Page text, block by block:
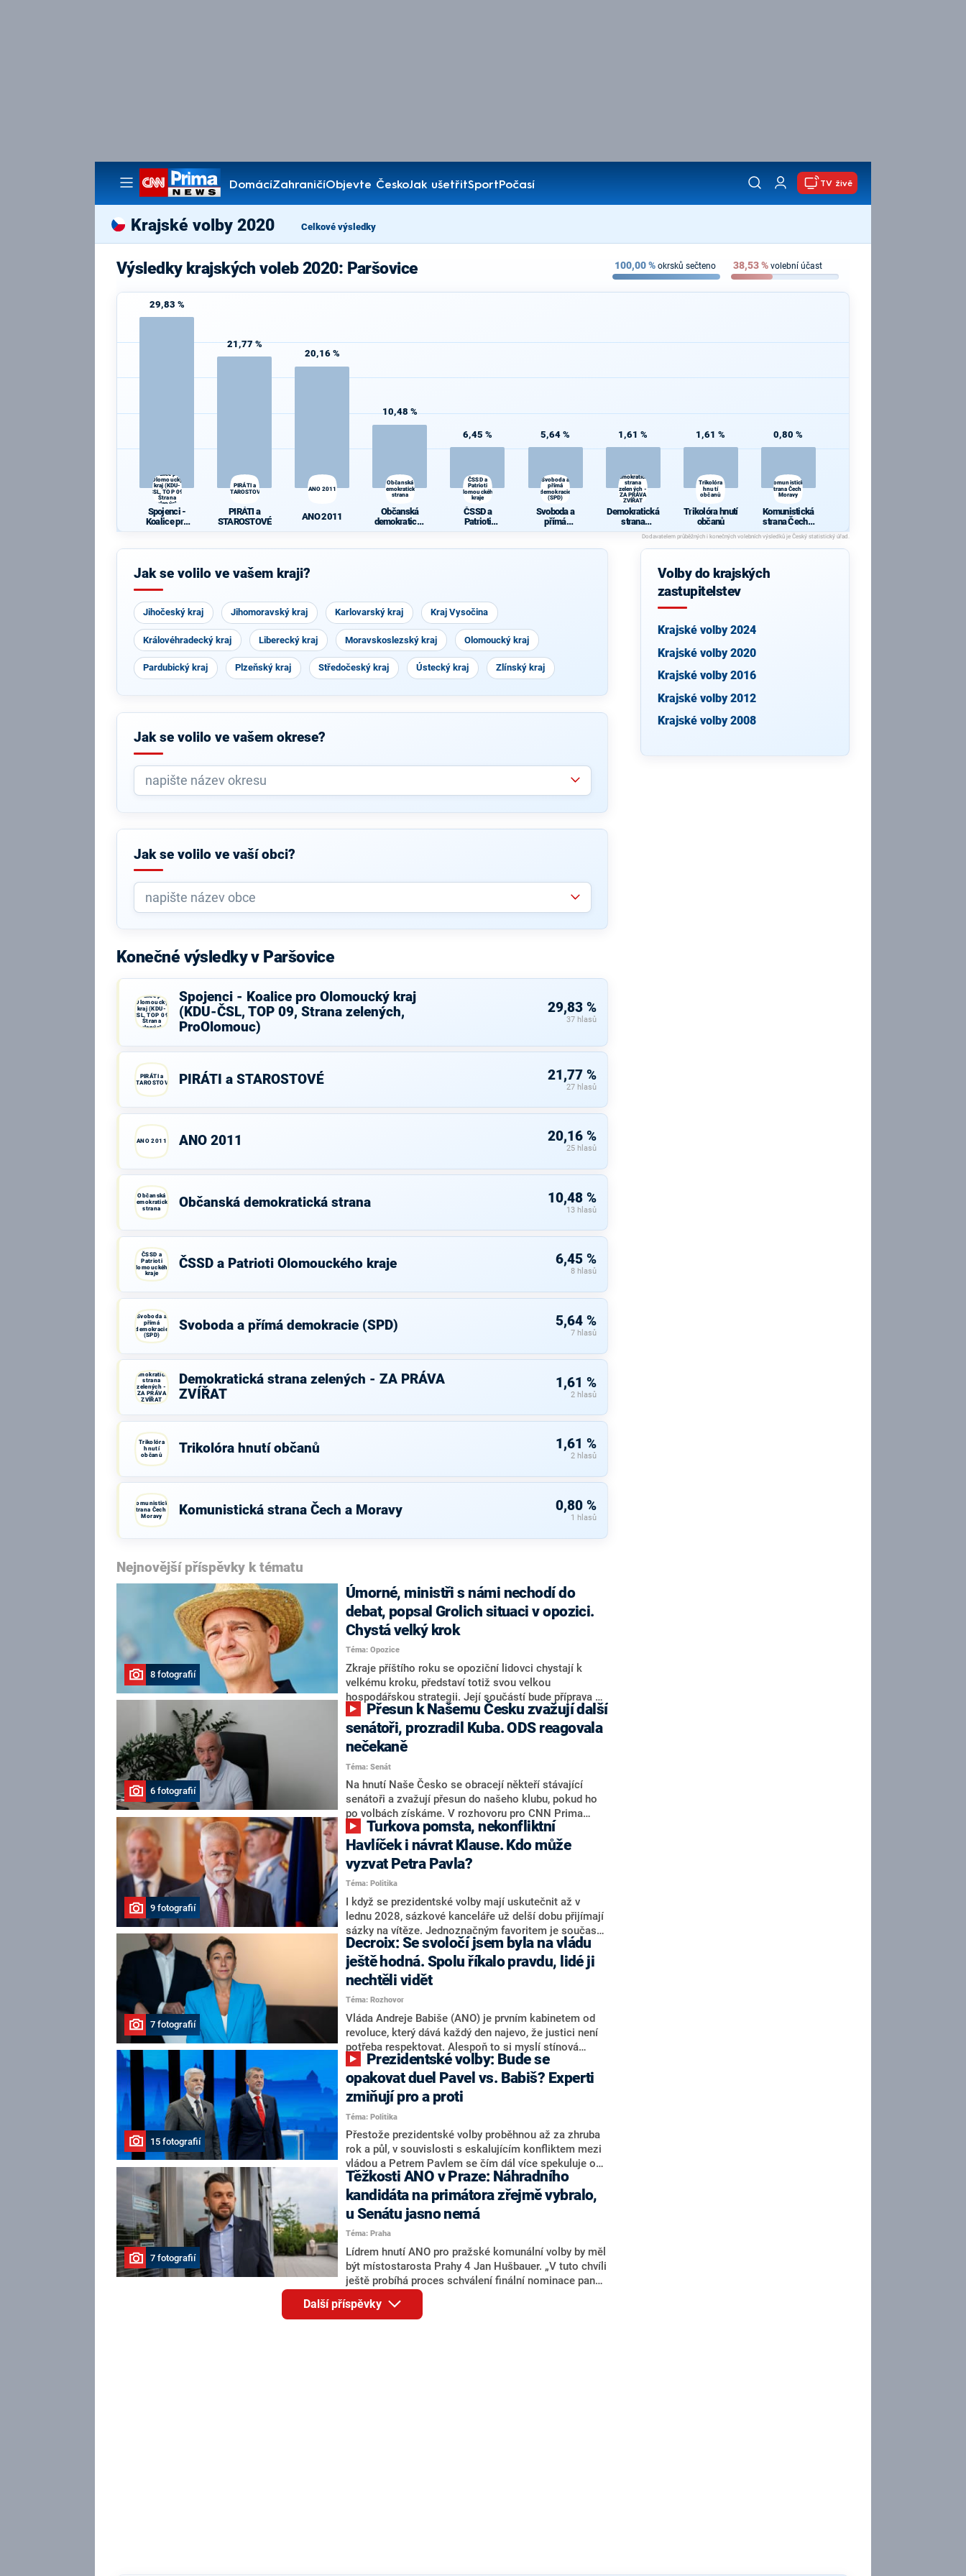
DomácíZahraničíObjevte ČeskoJak ušetřitSportPočasí
Pořady
TV živě
Krajské volby 2020 Celkové výsledky
Výsledky krajských voleb 2020: Paršovice 100,00% okrsků sečteno 38,53% volební účast
29,83 %
Koalice pro
Olomoucký
kraj (KDU-
ČSL, TOP 09,
Strana
zelených,
ProOlomouc)
Spojenci -
Koalice pro
ČSL, TOP 09,
zelených,
21,77 %
PIRÁTI a
STAROSTOVÉ
PIRÁTI a
STAROSTOVÉ
20,16 %
ANO 2011
ANO 2011
10,48 %
Občanská
demokratická
strana
Občanská
demokratická
6,45 %
ČSSD a
Patrioti
Olomouckého
kraje
ČSSD a
Patrioti
5,64 %
Svoboda a
přímá
demokracie
(SPD)
Svoboda a
přímá
demokracie
1,61 %
Demokratická
strana
zelených -
ZA PRÁVA
ZVÍŘAT
Demokratická
strana
zelených - ZA
PRÁVA
ZVÍŘAT
1,61 %
Trikolóra
hnutí
občanů
Trikolóra hnutí
občanů
0,80 %
Komunistická
strana Čech a
Moravy
Komunistická
strana Čech a
Moravy
Jak se volilo ve vašem kraji?
Jihočeský kraj Jihomoravský kraj Karlovarský kraj Kraj Vysočina
Královéhradecký kraj Liberecký kraj Moravskoslezský kraj Olomoucký kraj
Pardubický kraj Plzeňský kraj Středočeský kraj Ústecký kraj Zlínský kraj
Jak se volilo ve vašem okrese?
Jak se volilo ve vaší obci?
Konečné výsledky v Paršovice
Koalice pro
Olomoucký
kraj (KDU-
ČSL, TOP 09,
Strana
zelených,
Spojenci - Koalice pro Olomoucký kraj
(KDU-ČSL, TOP 09, Strana zelených,
ProOlomouc)
29,83 %
37 hlasů
PIRÁTI a
STAROSTOVÉ
PIRÁTI a STAROSTOVÉ 21,77 %
27 hlasů
ANO 2011 ANO 2011 20,16 %
25 hlasů
Občanská
demokratická
strana
Občanská demokratická strana 10,48 %
13 hlasů
ČSSD a
Patrioti
Olomouckého
kraje
ČSSD a Patrioti Olomouckého kraje 6,45 %
8 hlasů
Svoboda a
přímá
demokracie
(SPD)
Svoboda a přímá demokracie (SPD) 5,64 %
7 hlasů
Demokratická
strana
zelených -
ZA PRÁVA
ZVÍŘAT
Demokratická strana zelených - ZA PRÁVA
ZVÍŘAT
1,61 %
2 hlasů
Trikolóra
hnutí
občanů
Trikolóra hnutí občanů 1,61 %
2 hlasů
Komunistická
strana Čech a
Moravy
Komunistická strana Čech a Moravy 0,80 %
1 hlasů
Nejnovější příspěvky k tématu
8 fotografií
Úmorné, ministři s námi nechodí do
debat, popsal Grolich situaci v opozici.
Chystá velký krok
Téma: Opozice
Zkraje příštího roku se opoziční lidovci chystají k
velkému kroku, představí totiž svou velkou
hospodářskou strategii. Její součástí bude příprava na
stárnutí populace, řekl ve středu na setkání s novináři
nový předseda lidovců Jan Grolich. Ten zároveň v
senátních volbách kandiduje ve Vyškově. Popsal i
aktivitu opozice, o níž vládní strany nebo političtí
komentátoři mluví jako o slabé a v defenzivě. „Je to
úmorná práce upozorňovat na chyby vlády. Ministři s
námi navíc nechodí do debat. Chceme ale ukazovat
svoje témata,“ odpověděl Grolich na dotaz CNN Prima
NEWS.
6 fotografií
senátoři, prozradil Kuba. ODS reagovala
nečekaně
Téma: Senát
Na hnutí Naše Česko se obracejí někteří stávající
senátoři a zvažují přesun do našeho klubu, pokud ho
po volbách získáme. V rozhovoru pro CNN Prima
NEWS to řekl zakladatel hnutí a jihočeský hejtman
Martin Kuba. Konkrétní nebyl, ale získat by takto mohl
například senátora Zdeňka Hrabu, který je dnes
součástí klubu ODS a TOP 09. Hraba to na dotaz
redakce nevyloučil. Předseda klubu senátorů ODS
Zdeněk Nytra redakci řekl, že počítá s odchodem
některých senátorů z klubu a že Naše Česko není
nepřítel, ale soupeř.
9 fotografií
Havlíček i návrat Klause. Kdo může
vyzvat Petra Pavla?
Téma: Politika
I když se prezidentské volby mají uskutečnit až v
lednu 2028, sázkové kanceláře už delší dobu přijímají
sázky na vítěze. Jednoznačným favoritem je současná
hlava státu Petr Pavel. Daleko za ním pak bookmakeři
zmiňují dva výrazné politiky ANO, tedy premiéra
Andreje Babiše a ministra průmyslu Karla Havlíčka.
Oblíbeným tipem samotných sázkařů je poslanec za
Motoristy Filip Turek. Politolog Jan Kubáček nicméně
o případné kandidatuře kohokoliv ze zmíněné trojice
značně pochybuje. Podle něj současná koalice dosud
nemá osobu, která by Pavlovi mohla konkurovat.
7 fotografií
Decroix: Se svoločí jsem byla na vládu
ještě hodná. Spolu říkalo pravdu, lidé ji
nechtěli vidět
Téma: Rozhovor
Vláda Andreje Babiše (ANO) je prvním kabinetem od
revoluce, který dává každý den najevo, že justici není
potřeba respektovat. Alespoň to si myslí stínová
ministryně spravedlnosti ODS Eva Decroix. V
rozhovoru pro CNN Prima NEWS si nebrala servítky
ohledně politického výkonu svého nástupce Jeronýma
Tejce (za ANO) či vládní zmocněnkyně pro lidská
práva Taťány Malé (ANO). Označením „svoloč“ na
adresu vlády prý byla ještě hodná. Decroix se také
vrátila k volební porážce koalice Spolu či promluvila o
hnutí Naše Česko Martina Kuby.
15 fotografií
opakovat duel Pavel vs. Babiš? Experti
zmiňují pro a proti
Téma: Politika
Přestože prezidentské volby proběhnou až za zhruba
rok a půl, v souvislosti s eskalujícím konfliktem mezi
vládou a Petrem Pavlem se čím dál více spekuluje o
tom, koho by do bitvy o Hrad mohla vyslat současná
koalice. Někteří političtí komentátoři znovu vytahují
jméno premiéra Andreje Babiše (ANO). Jak moc je
pravděpodobné, že se v prezidentských volbách 2028
bude znovu opakovat souboj z roku 2023?
7 fotografií
Těžkosti ANO v Praze: Náhradního
kandidáta na primátora zřejmě vybralo,
u Senátu jasno nemá
Téma: Praha
Lídrem hnutí ANO pro pražské komunální volby by měl
být místostarosta Prahy 4 Jan Hušbauer. „V tuto chvíli
ještě probíhá proces schválení finální nominace pana
Jana Hušbauera Výborem hnutí ANO,“ uvedl pro
redakci místopředseda pražského ANO Martin
Benkovič. O Hušbauerovi se spekulovalo jako o
Další příspěvky
Volby do krajských
zastupitelstev
Krajské volby 2024
Krajské volby 2020
Krajské volby 2016
Krajské volby 2012
Krajské volby 2008